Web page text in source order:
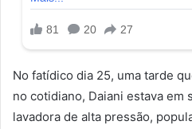
No fatídico dia 25, uma tarde
no cotidiano, Daiani estava em
lavadora de alta pressão,